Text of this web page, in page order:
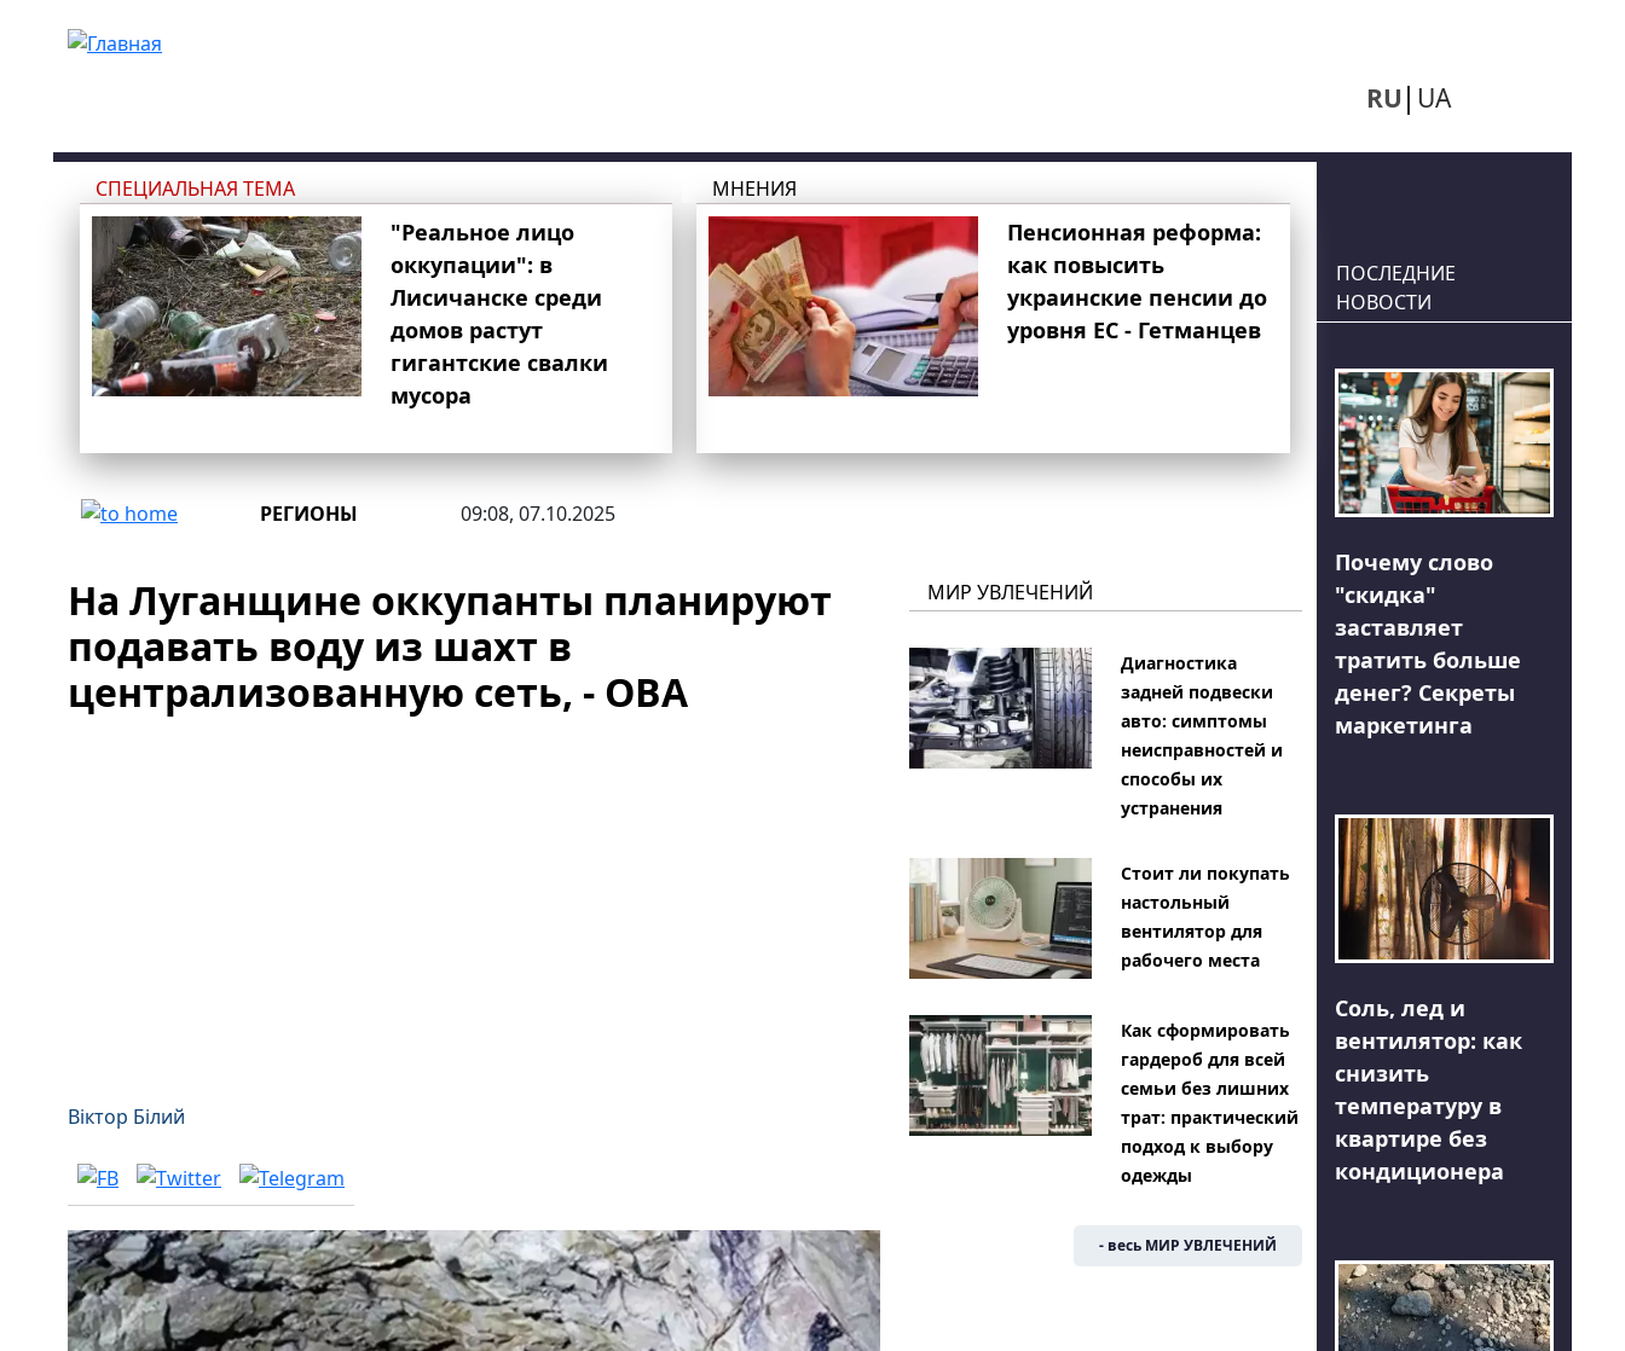
RU UA
СПЕЦИАЛЬНАЯ ТЕМА
"Реальное лицо
оккупации": в
Лисичанске среди
домов растут
гигантские свалки
мусора
МНЕНИЯ
Пенсионная реформа:
как повысить
украинские пенсии до
уровня ЕС - Гетманцев
РЕГИОНЫ 09:08, 07.10.2025
На Луганщине оккупанты планируют
подавать воду из шахт в
централизованную сеть, - ОВА
Віктор Білий
МИР УВЛЕЧЕНИЙ
Диагностика
задней подвески
авто: симптомы
неисправностей и
способы их
устранения
Стоит ли покупать
настольный
вентилятор для
рабочего места
Как сформировать
гардероб для всей
семьи без лишних
трат: практический
подход к выбору
одежды
- весь МИР УВЛЕЧЕНИЙ
ПОСЛЕДНИЕ
НОВОСТИ
Почему слово
"скидка"
заставляет
тратить больше
денег? Секреты
маркетинга
Соль, лед и
вентилятор: как
снизить
температуру в
квартире без
кондиционера